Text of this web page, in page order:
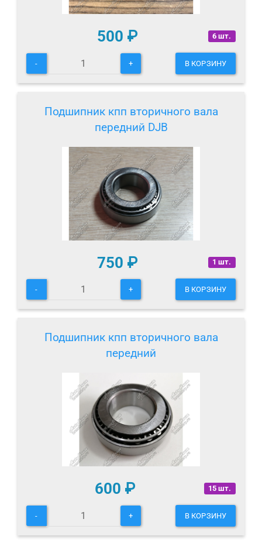
6 шт.
500 ₽
- + В КОРЗИНУ
Подшипник кпп вторичного вала
передний DJB
1 шт.
750 ₽
- + В КОРЗИНУ
Подшипник кпп вторичного вала
передний
15 шт.
600 ₽
- + В КОРЗИНУ